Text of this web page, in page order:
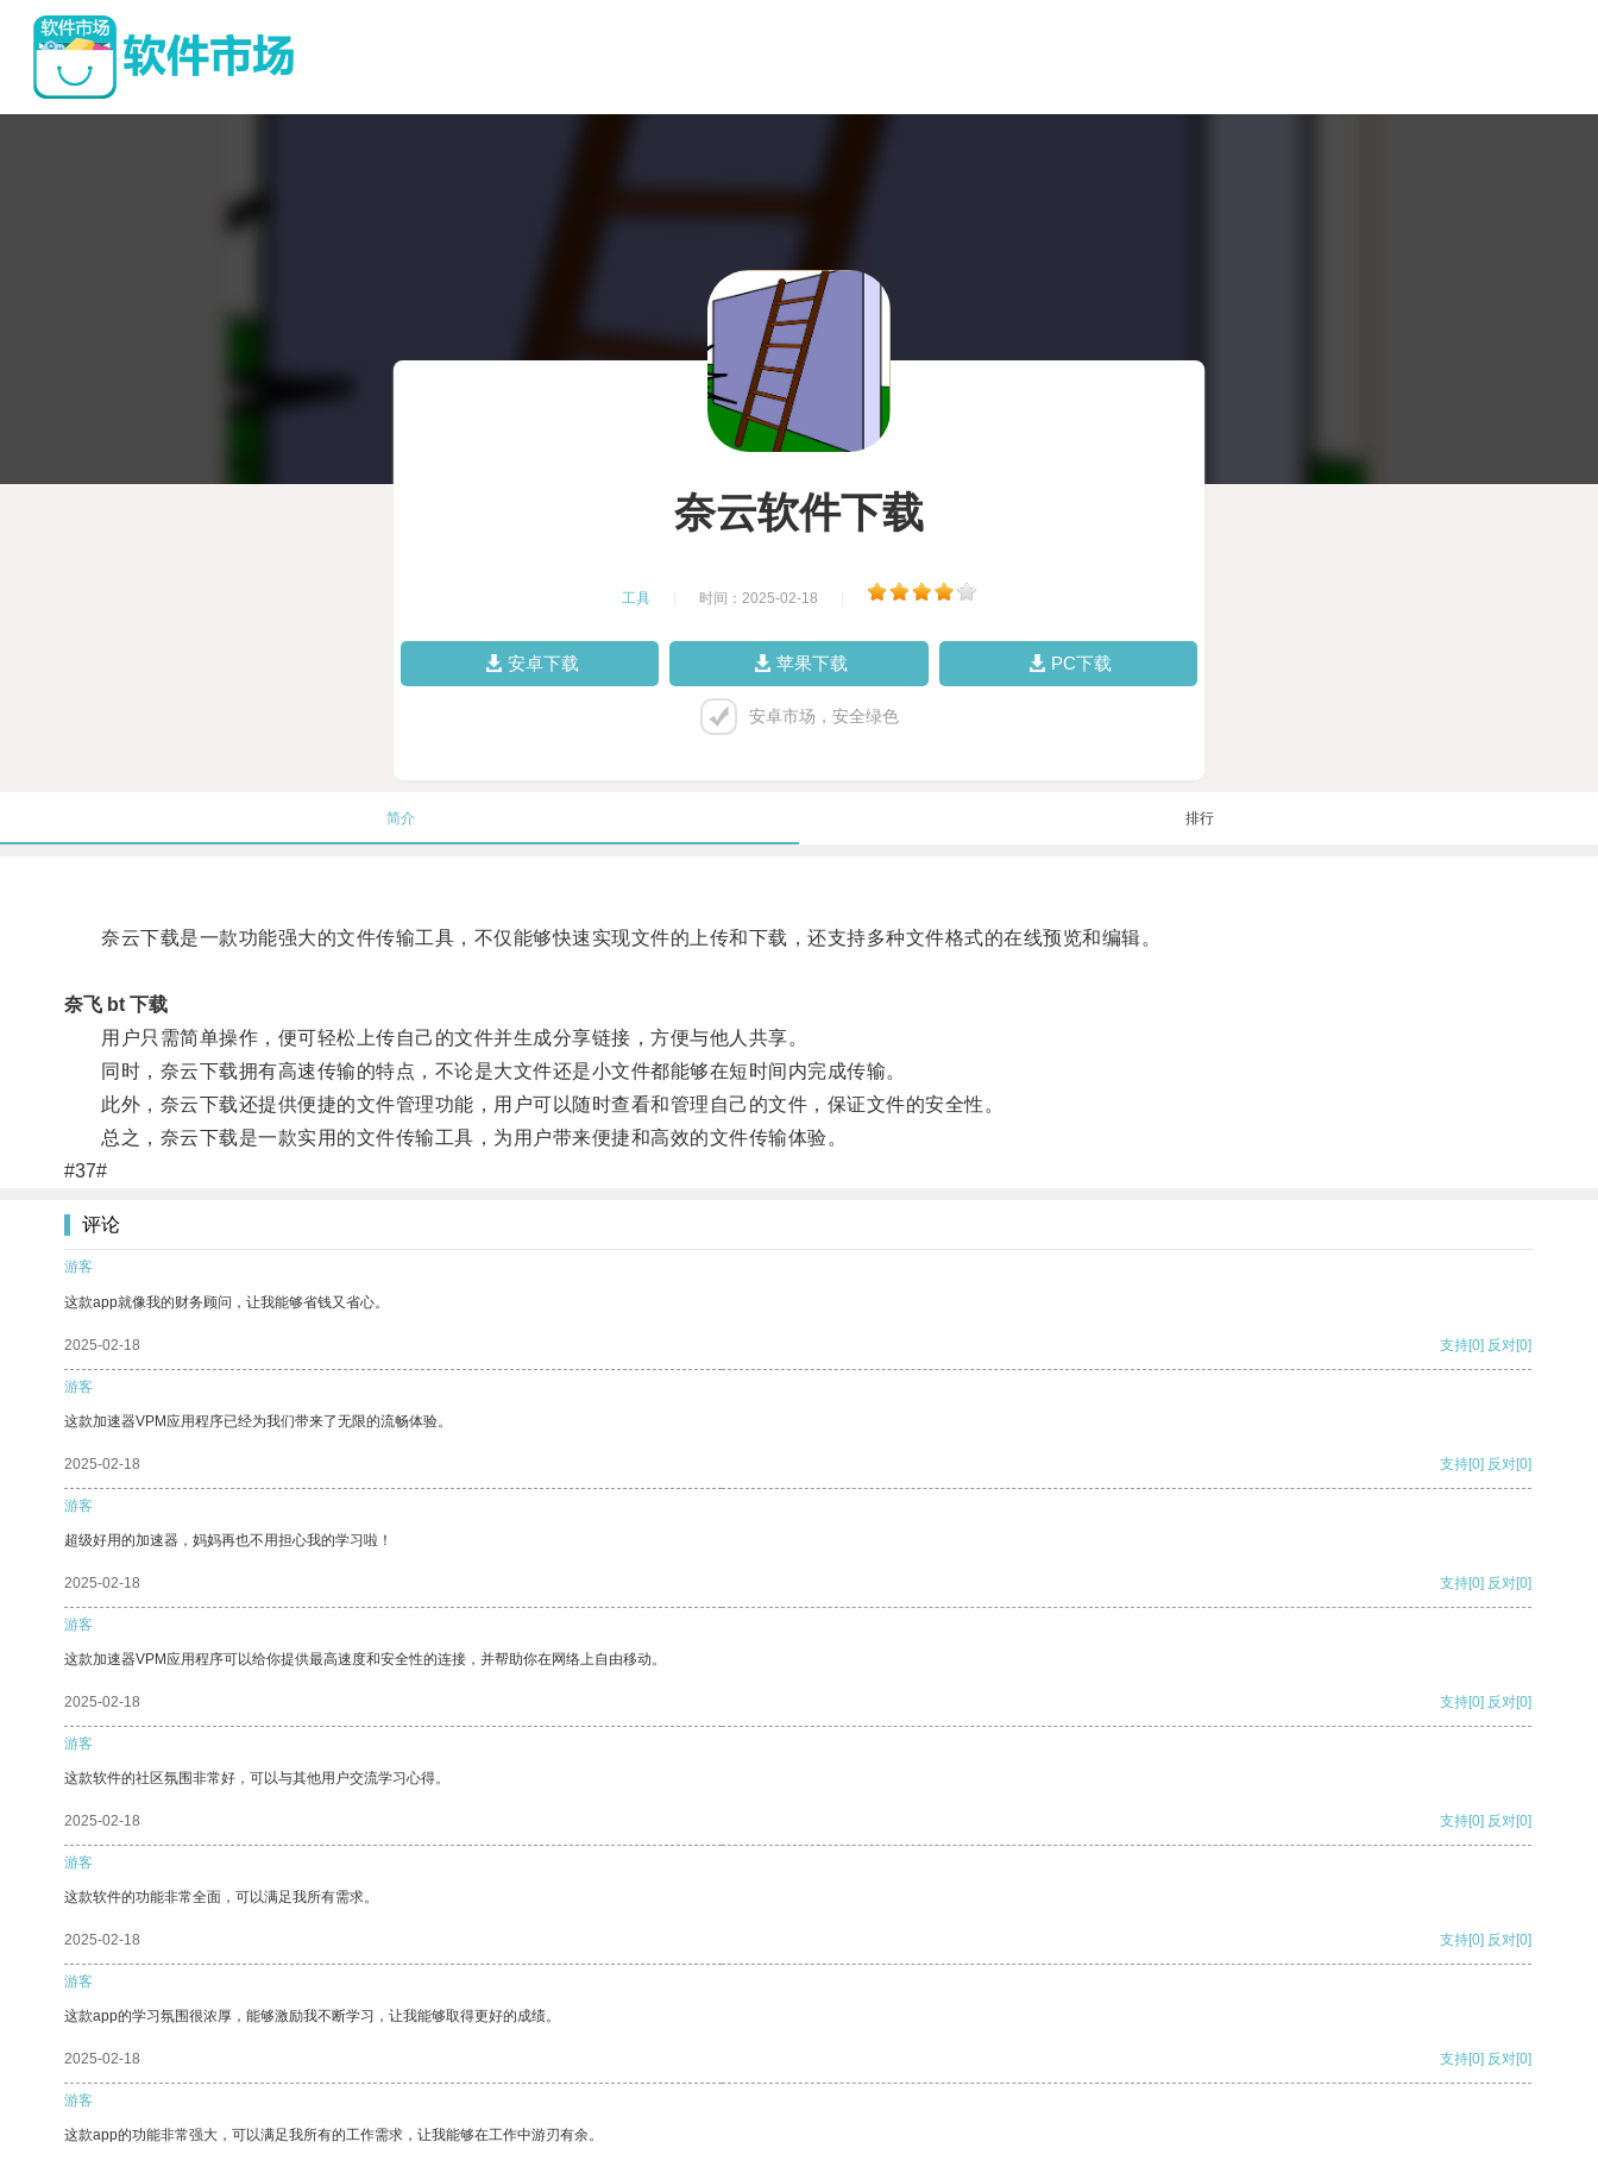
奈云软件下载
工具 时间：2025-02-18
安卓下载 苹果下载 PC下载
安卓市场，安全绿色
简介 排行
奈云下载是一款功能强大的文件传输工具，不仅能够快速实现文件的上传和下载，还支持多种文件格式的在线预览和编辑。
奈飞 bt 下载
用户只需简单操作，便可轻松上传自己的文件并生成分享链接，方便与他人共享。
同时，奈云下载拥有高速传输的特点，不论是大文件还是小文件都能够在短时间内完成传输。
此外，奈云下载还提供便捷的文件管理功能，用户可以随时查看和管理自己的文件，保证文件的安全性。
总之，奈云下载是一款实用的文件传输工具，为用户带来便捷和高效的文件传输体验。
#37#
评论
游客
这款app就像我的财务顾问，让我能够省钱又省心。
2025-02-18 支持[0] 反对[0]
游客
这款加速器VPM应用程序已经为我们带来了无限的流畅体验。
2025-02-18 支持[0] 反对[0]
游客
超级好用的加速器，妈妈再也不用担心我的学习啦！
2025-02-18 支持[0] 反对[0]
游客
这款加速器VPM应用程序可以给你提供最高速度和安全性的连接，并帮助你在网络上自由移动。
2025-02-18 支持[0] 反对[0]
游客
这款软件的社区氛围非常好，可以与其他用户交流学习心得。
2025-02-18 支持[0] 反对[0]
游客
这款软件的功能非常全面，可以满足我所有需求。
2025-02-18 支持[0] 反对[0]
游客
这款app的学习氛围很浓厚，能够激励我不断学习，让我能够取得更好的成绩。
2025-02-18 支持[0] 反对[0]
游客
这款app的功能非常强大，可以满足我所有的工作需求，让我能够在工作中游刃有余。